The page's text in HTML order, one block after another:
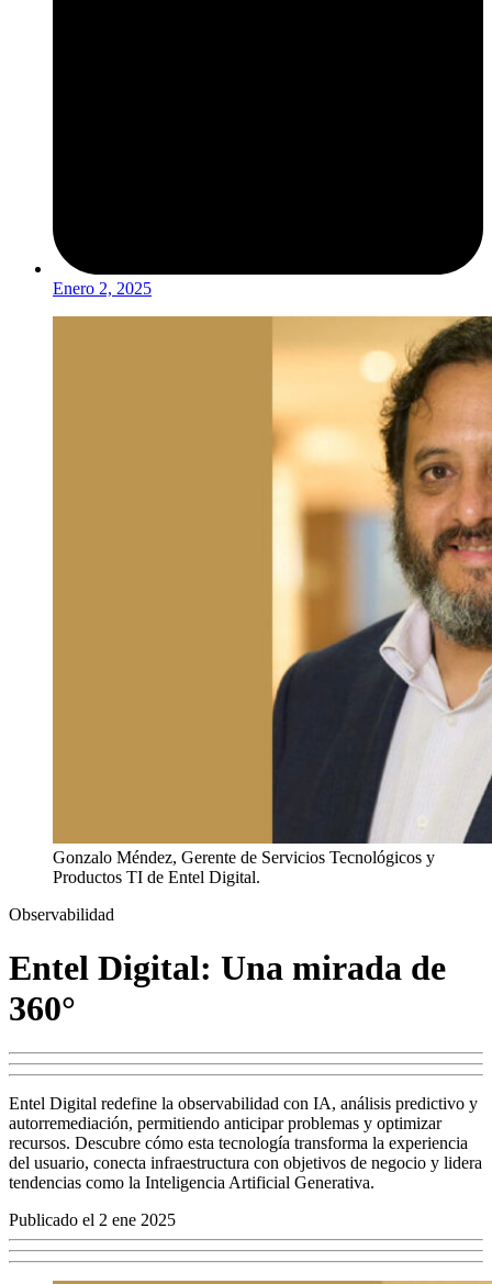
Enero 2, 2025
Gonzalo Méndez, Gerente de Servicios Tecnológicos y
Productos TI de Entel Digital.
Observabilidad
Entel Digital: Una mirada de
360°
Entel Digital redefine la observabilidad con IA, análisis predictivo y
autorremediación, permitiendo anticipar problemas y optimizar
recursos. Descubre cómo esta tecnología transforma la experiencia
del usuario, conecta infraestructura con objetivos de negocio y lidera
tendencias como la Inteligencia Artificial Generativa.
Publicado el 2 ene 2025